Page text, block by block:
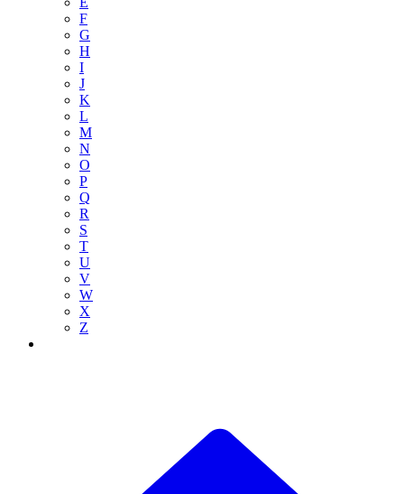
F
G
H
I
J
K
L
M
N
O
P
Q
R
S
T
U
V
W
X
Z